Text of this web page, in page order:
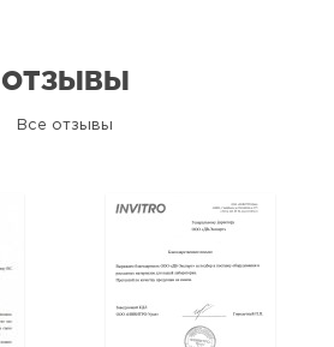
ОТЗЫВЫ
Все отзывы